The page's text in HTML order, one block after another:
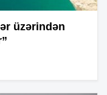
üzərindən